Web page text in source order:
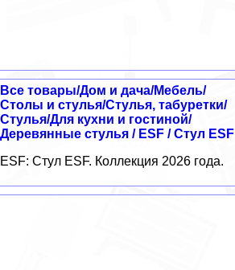
Все товары/Дом и дача/Мебель/
Столы и стулья/Стулья, табуретки/
Стулья/Для кухни и гостиной/
Деревянные стулья / ESF / Стул ESF
ESF: Стул ESF. Коллекция 2026 года.